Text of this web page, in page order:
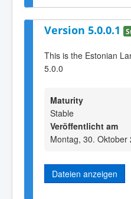
Version 5.0.0.1
This is the Estonian
5.0.0
Maturity
Stable
Veröffentlicht am
Montag, 30. Oktober
Dateien anzeigen